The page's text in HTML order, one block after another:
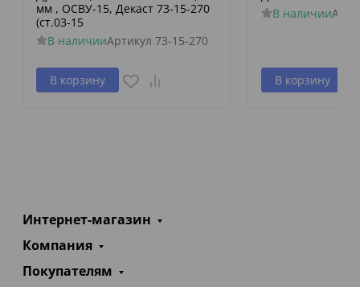
мм , ОСВУ-15, Декаст 73-15-270
(ст.03-15
В наличииАртикул 73-15-270
В корзину
В наличии
В корзину
Интернет-магазин
Компания
Покупателям